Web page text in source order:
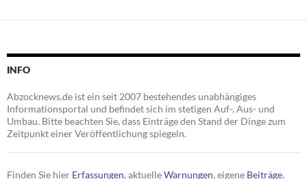
INFO
Abzocknews.de ist ein seit 2007 bestehendes unabhängiges
Informationsportal und befindet sich im stetigen Auf-, Aus- und
Umbau. Bitte beachten Sie, dass Einträge den Stand der Dinge zum
Zeitpunkt einer Veröffentlichung spiegeln.
Finden Sie hier Erfassungen, aktuelleWarnungen, eigene Beiträge,